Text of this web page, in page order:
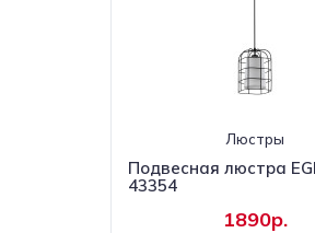
Люстры
Подвесная люстра
43354
1890р.